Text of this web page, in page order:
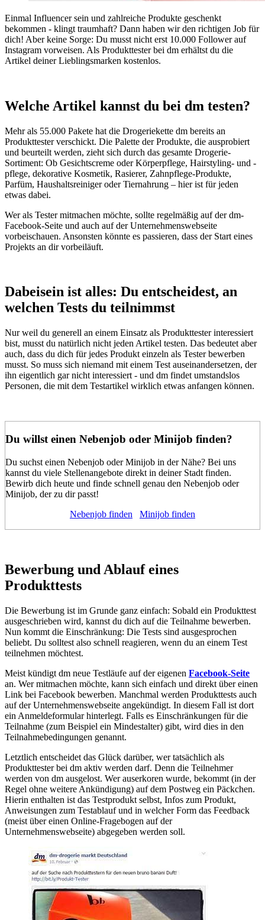
Einmal Influencer sein und zahlreiche Produkte geschenkt
bekommen - klingt traumhaft? Dann haben wir den richtigen Job für
dich! Aber keine Sorge: Du musst nicht erst 10.000 Follower auf
Instagram vorweisen. Als Produkttester bei dm erhältst du die
Artikel deiner Lieblingsmarken kostenlos.
Welche Artikel kannst du bei dm testen?
Mehr als 55.000 Pakete hat die Drogeriekette dm bereits an
Produkttester verschickt. Die Palette der Produkte, die ausprobiert
und beurteilt werden, zieht sich durch das gesamte Drogerie-
Sortiment: Ob Gesichtscreme oder Körperpflege, Hairstyling- und -
pflege, dekorative Kosmetik, Rasierer, Zahnpflege-Produkte,
Parfüm, Haushaltsreiniger oder Tiernahrung – hier ist für jeden
etwas dabei.
Wer als Tester mitmachen möchte, sollte regelmäßig auf der dm-
Facebook-Seite und auch auf der Unternehmenswebseite
vorbeischauen. Ansonsten könnte es passieren, dass der Start eines
Projekts an dir vorbeiläuft.
Dabeisein ist alles: Du entscheidest, an
welchen Tests du teilnimmst
Nur weil du generell an einem Einsatz als Produkttester interessiert
bist, musst du natürlich nicht jeden Artikel testen. Das bedeutet aber
auch, dass du dich für jedes Produkt einzeln als Tester bewerben
musst. So muss sich niemand mit einem Test auseinandersetzen, der
ihn eigentlich gar nicht interessiert - und dm findet umstandslos
Personen, die mit dem Testartikel wirklich etwas anfangen können.
Du willst einen Nebenjob oder Minijob finden?
Du suchst einen Nebenjob oder Minijob in der Nähe? Bei uns
kannst du viele Stellenangebote direkt in deiner Stadt finden.
Bewirb dich heute und finde schnell genau den Nebenjob oder
Minijob, der zu dir passt!
Nebenjob finden
Minijob finden
Bewerbung und Ablauf eines
Produkttests
Die Bewerbung ist im Grunde ganz einfach: Sobald ein Produkttest
ausgeschrieben wird, kannst du dich auf die Teilnahme bewerben.
Nun kommt die Einschränkung: Die Tests sind ausgesprochen
beliebt. Du solltest also schnell reagieren, wenn du an einem Test
teilnehmen möchtest.
Meist kündigt dm neue Testläufe auf der eigenen Facebook-Seite
an. Wer mitmachen möchte, kann sich einfach und direkt über einen
Link bei Facebook bewerben. Manchmal werden Produkttests auch
auf der Unternehmenswebseite angekündigt. In diesem Fall ist dort
ein Anmeldeformular hinterlegt. Falls es Einschränkungen für die
Teilnahme (zum Beispiel ein Mindestalter) gibt, wird dies in den
Teilnahmebedingungen genannt.
Letztlich entscheidet das Glück darüber, wer tatsächlich als
Produkttester bei dm aktiv werden darf. Denn die Teilnehmer
werden von dm ausgelost. Wer auserkoren wurde, bekommt (in der
Regel ohne weitere Ankündigung) auf dem Postweg ein Päckchen.
Hierin enthalten ist das Testprodukt selbst, Infos zum Produkt,
Anweisungen zum Testablauf und in welcher Form das Feedback
(meist über einen Online-Fragebogen auf der
Unternehmenswebseite) abgegeben werden soll.